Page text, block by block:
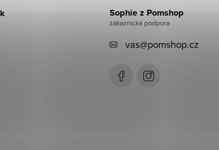
Sophie z Pomshop
vas@pomshop.cz